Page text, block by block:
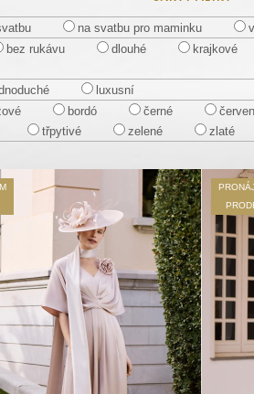
na svatbu pro maminku
bez rukávu dlouhé krajkové
luxusní
bordó černé
třpytivé zelené zlaté